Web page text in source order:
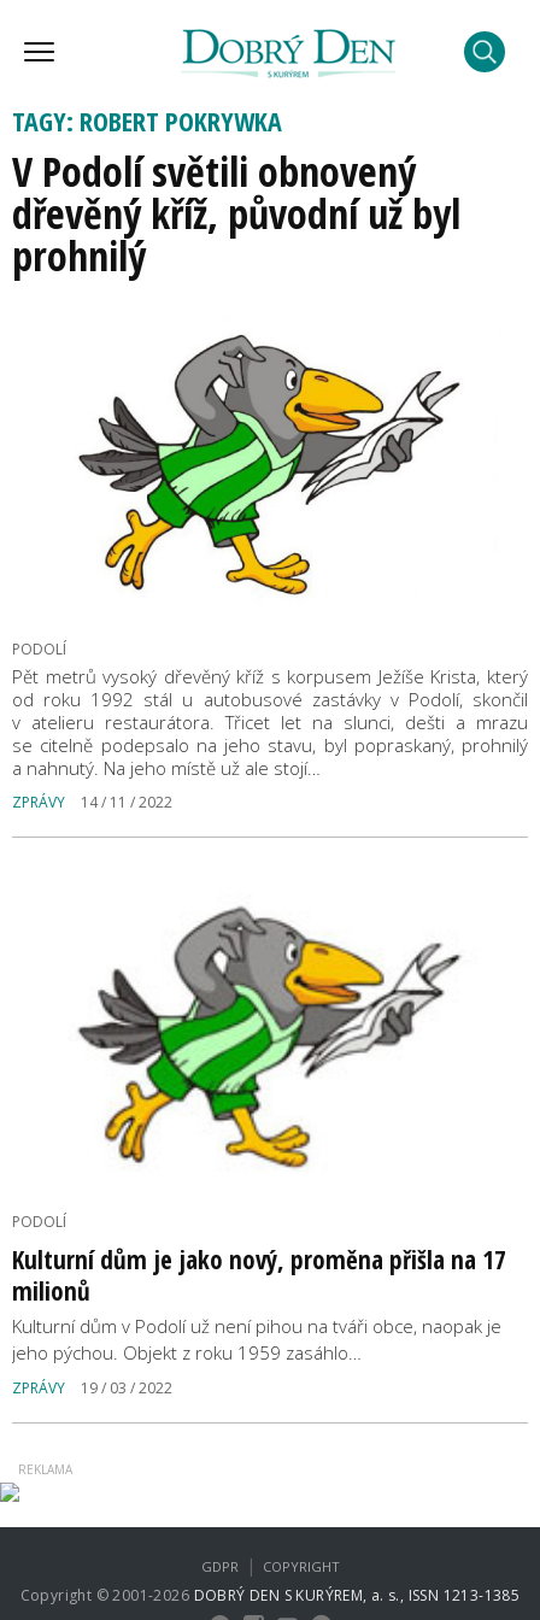
TAGY: ROBERT POKRYWKA
V Podolí světili obnovený
dřevěný kříž, původní už byl
prohnilý
PODOLÍ
Pět metrů vysoký dřevěný kříž s korpusem Ježíše Krista, který
od roku 1992 stál u autobusové zastávky v Podolí, skončil
v atelieru restaurátora. Třicet let na slunci, dešti a mrazu
se citelně podepsalo na jeho stavu, byl popraskaný, prohnilý
a nahnutý. Na jeho místě už ale stojí…
ZPRÁVY 14 / 11 / 2022
PODOLÍ
Kulturní dům je jako nový, proměna přišla na 17
milionů
Kulturní dům v Podolí už není pihou na tváři obce, naopak je
jeho pýchou. Objekt z roku 1959 zasáhlo…
ZPRÁVY 19 / 03 / 2022
Copyright © 2001-2026 DOBRÝ DEN S KURÝREM, a. s., ISSN 1213-1385
GDPR | COPYRIGHT